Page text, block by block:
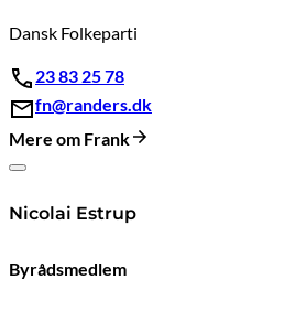
Dansk Folkeparti
23 83 25 78
fn@randers.dk
Mere om Frank
Nicolai Estrup
Byrådsmedlem